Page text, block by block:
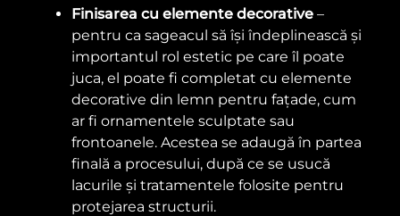
Finisarea cu elemente decorative –
pentru ca sageacul să își îndeplinească și
importantul rol estetic pe care îl poate
juca, el poate fi completat cu elemente
decorative din lemn pentru fațade, cum
ar fi ornamentele sculptate sau
frontoanele. Acestea se adaugă în partea
finală a procesului, după ce se usucă
lacurile și tratamentele folosite pentru
protejarea structurii.